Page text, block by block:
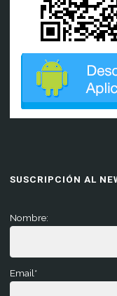
SUSCRIPCIÓN AL
Nombre:
Email*